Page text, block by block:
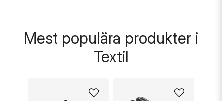
Mest populära produkter i
Textil